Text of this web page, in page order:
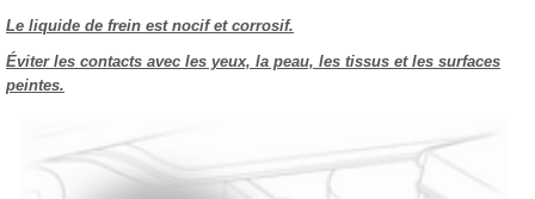
Le liquide de frein est nocif et corrosif.
Éviter les contacts avec les yeux, la peau, les tissus et les surfaces
peintes.